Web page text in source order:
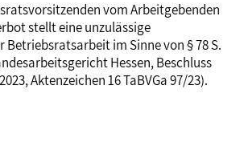
vom Arbeitgebenden
stellt eine unzulässige
Betriebsratsarbeit im Sinne von § 78 S.
Hessen, Beschluss
Aktenzeichen 16 TaBVGa 97/23).